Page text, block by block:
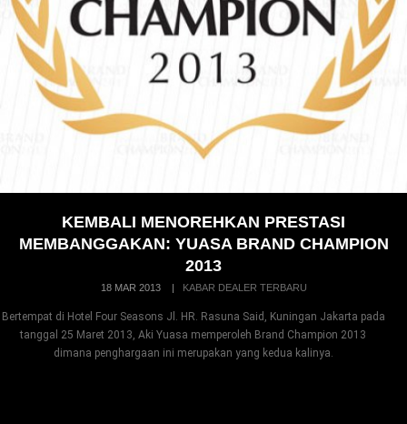
KEMBALI MENOREHKAN PRESTASI
MEMBANGGAKAN: YUASA BRAND CHAMPION
2013
18 MAR 2013 | KABAR DEALER TERBARU
Bertempat di Hotel Four Seasons Jl. HR. Rasuna Said, Kuningan Jakarta pada
tanggal 25 Maret 2013, Aki Yuasa memperoleh Brand Champion 2013
dimana penghargaan ini merupakan yang kedua kalinya.